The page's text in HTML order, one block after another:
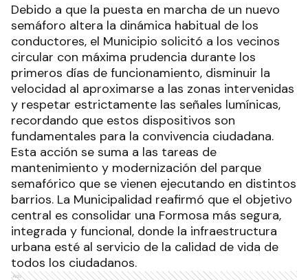
Debido a que la puesta en marcha de un nuevo
semáforo altera la dinámica habitual de los
conductores, el Municipio solicitó a los vecinos
circular con máxima prudencia durante los
primeros días de funcionamiento, disminuir la
velocidad al aproximarse a las zonas intervenidas
y respetar estrictamente las señales lumínicas,
recordando que estos dispositivos son
fundamentales para la convivencia ciudadana.
Esta acción se suma a las tareas de
mantenimiento y modernización del parque
semafórico que se vienen ejecutando en distintos
barrios. La Municipalidad reafirmó que el objetivo
central es consolidar una Formosa más segura,
integrada y funcional, donde la infraestructura
urbana esté al servicio de la calidad de vida de
todos los ciudadanos.
Ads